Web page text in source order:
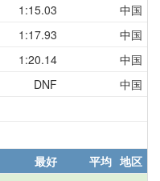
1:15.03 中国
1:17.93 中国
1:20.14 中国
DNF 中国
最好 平均 地区